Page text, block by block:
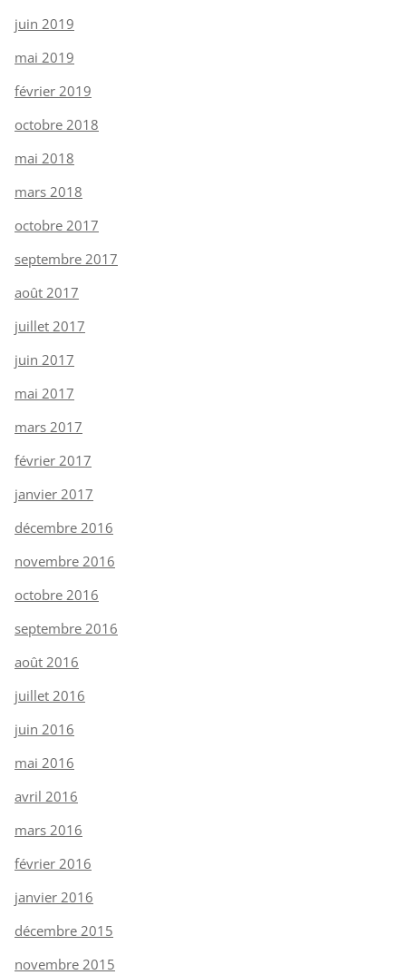
juin 2019
mai 2019
février 2019
octobre 2018
mai 2018
mars 2018
octobre 2017
septembre 2017
août 2017
juillet 2017
juin 2017
mai 2017
mars 2017
février 2017
janvier 2017
décembre 2016
novembre 2016
octobre 2016
septembre 2016
août 2016
juillet 2016
juin 2016
mai 2016
avril 2016
mars 2016
février 2016
janvier 2016
décembre 2015
novembre 2015